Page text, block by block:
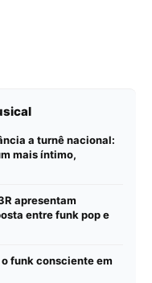
a turnê nacional:
mais íntimo,
apresentam
entre funk pop e
funk consciente em